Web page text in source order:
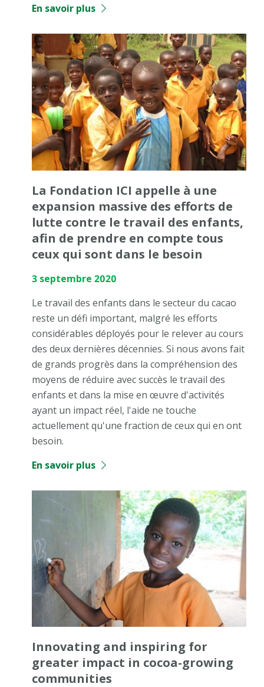
En savoir plus
La Fondation ICI appelle à une
expansion massive des efforts de
lutte contre le travail des enfants,
afin de prendre en compte tous
ceux qui sont dans le besoin
3 septembre 2020
Le travail des enfants dans le secteur du cacao
reste un défi important, malgré les efforts
considérables déployés pour le relever au cours
des deux dernières décennies. Si nous avons fait
de grands progrès dans la compréhension des
moyens de réduire avec succès le travail des
enfants et dans la mise en œuvre d'activités
ayant un impact réel, l'aide ne touche
actuellement qu'une fraction de ceux qui en ont
besoin.
En savoir plus
Innovating and inspiring for
greater impact in cocoa-growing
communities